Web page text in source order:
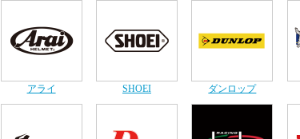
アライ SHOEI ダンロップ